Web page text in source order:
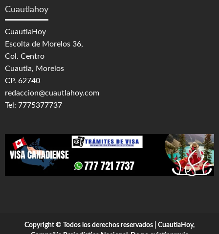
Cuautlahoy
CuautlaHoy
Escolta de Morelos 36,
Col. Centro
Cuautla, Morelos
CP. 62740
redaccion@cuautlahoy.com
Tel: 7775377737
Copyright © Todos los derechos reservados | CuautlaHoy,